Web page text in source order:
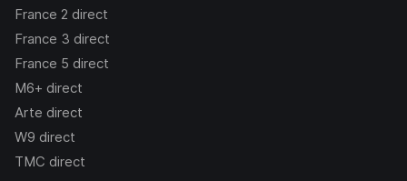
France 2 direct
France 3 direct
France 5 direct
M6+ direct
Arte direct
W9 direct
TMC direct